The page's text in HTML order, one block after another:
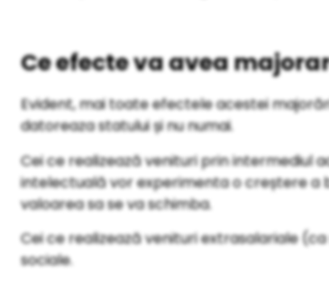
Ce efecte va avea
Evident, mai toate efectele acestei
datoreaza statului și nu numai.
Cei ce realizează venituri prin
intelectuală vor experimenta o creștere a
valoarea sa se va schimba.
Cei ce realizează venituri extrasalariale
sociale.